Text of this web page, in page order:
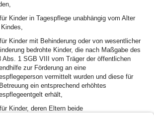
Kinder in Tagespflege unabhängig vom Alter
Kinder mit Behinderung oder von wesentlicher
bedrohte Kinder, die nach Maßgabe des
Abs. 1 SGB VIII vom Träger der öffentlichen
zur Förderung an eine
vermittelt wurden und diese für
ein entsprechend erhöhtes
erhält,
Kinder, deren Eltern beide